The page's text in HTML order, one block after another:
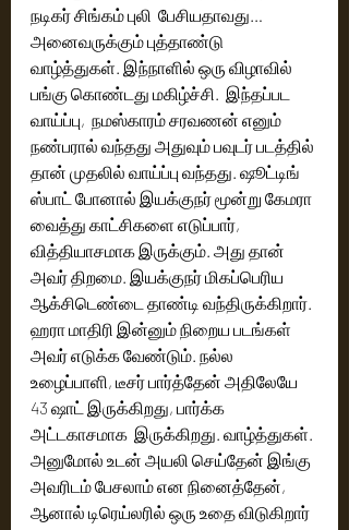
நடிகர் சிங்கம் புலி  பேசியதாவது…
அனைவருக்கும் புத்தாண்டு
வாழ்த்துகள். இந்நாளில் ஒரு விழாவில்
பங்கு கொண்டது மகிழ்ச்சி.  இந்தப்பட
வாய்ப்பு,  நமஸ்காரம் சரவணன் எனும்
நண்பரால் வந்தது அதுவும் பவுடர் படத்தில்
தான் முதலில் வாய்ப்பு வந்தது. ஷூட்டிங்
ஸ்பாட் போனால் இயக்குநர் மூன்று கேமரா
வைத்து காட்சிகளை எடுப்பார்,
வித்தியாசமாக இருக்கும். அது தான்
அவர் திறமை. இயக்குநர் மிகப்பெரிய
ஆக்சிடெண்டை தாண்டி வந்திருக்கிறார்.
ஹரா மாதிரி இன்னும் நிறைய படங்கள்
அவர் எடுக்க வேண்டும். நல்ல
உழைப்பாளி, டீசர் பார்த்தேன் அதிலேயே
43 ஷாட் இருக்கிறது, பார்க்க
அட்டகாசமாக  இருக்கிறது. வாழ்த்துகள்.
அனுமோல் உடன் அயலி செய்தேன் இங்கு
அவரிடம் பேசலாம் என நினைத்தேன்,
ஆனால் டிரெய்லரில் ஒரு உதை விடுகிறார்